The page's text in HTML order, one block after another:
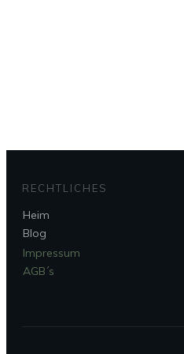
RECHTLICHES
Heim
Blog
Impressum
AGB´s